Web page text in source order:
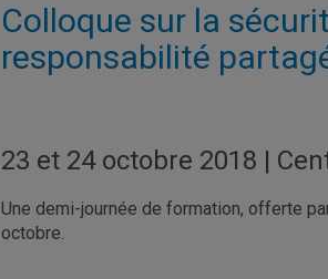
Colloque sur la
responsabilité
23 et 24 octobre 2018 |
Une demi-journée de formation, offerte
octobre.